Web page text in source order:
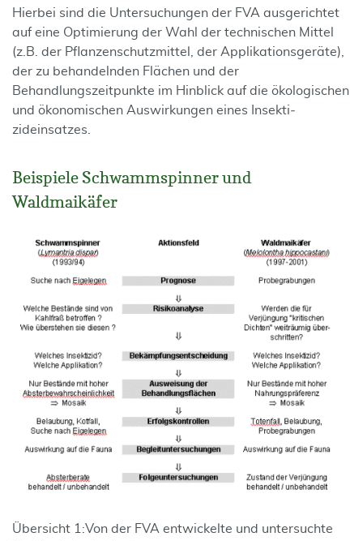
Hierbei sind die Untersuchungen der FVA ausgerichtet
auf eine Optimierung der Wahl der technischen Mittel
(z.B. der Pflanzenschutzmittel, der Applikations­geräte),
der zu behandelnden Flächen und der
Behandlungszeitpunkte im Hinblick auf die ökologischen
und ökonomischen Auswirkungen eines Insekti­
zideinsatzes.
Beispiele Schwammspinner und
Waldmaikäfer
Übersicht 1:Von der FVA entwickelte und untersuchte